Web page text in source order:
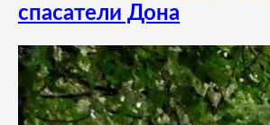
спасатели Дона